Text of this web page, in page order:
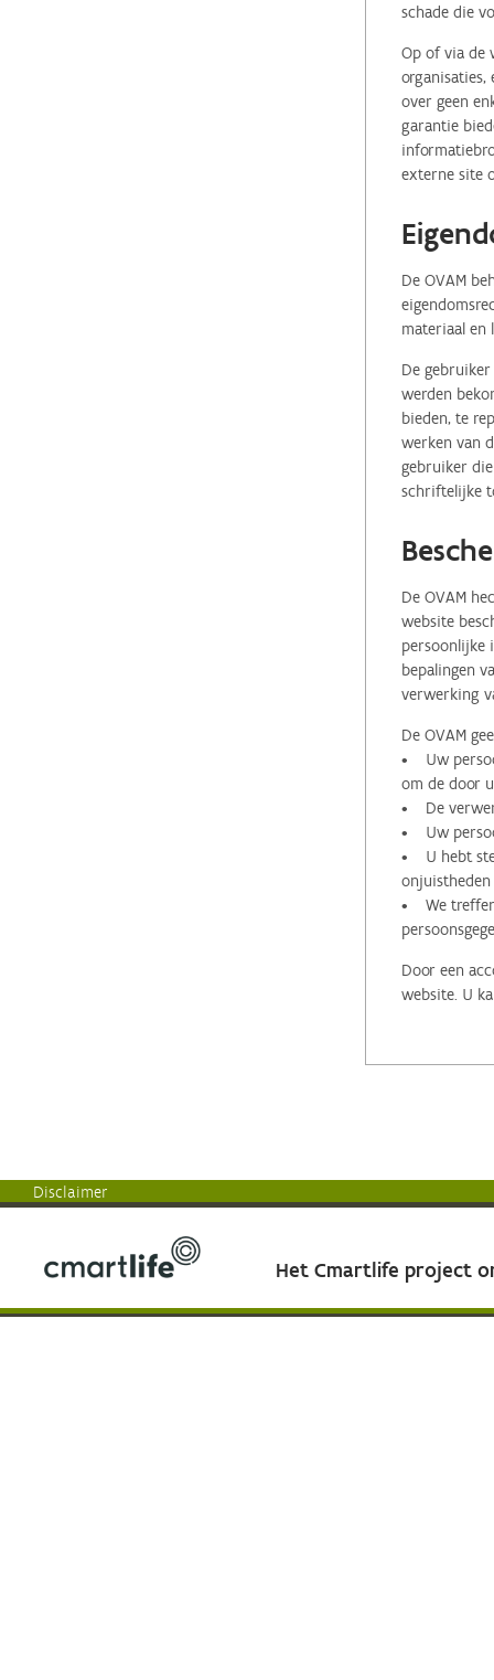
schade die
Op of via de
organisaties,
over geen
garantie
externe site
De OVAM
materiaal en
De
werden
bieden, te
werken van
gebruiker
schriftelijke
De OVAM
website
persoonlijke
bepalingen
verwerking
De OVAM
• Uw
om de door
• De
• Uw
• U hebt
onjuistheden
• We treffen
Door een
website. U
Disclaimer
Het Cmartlife project